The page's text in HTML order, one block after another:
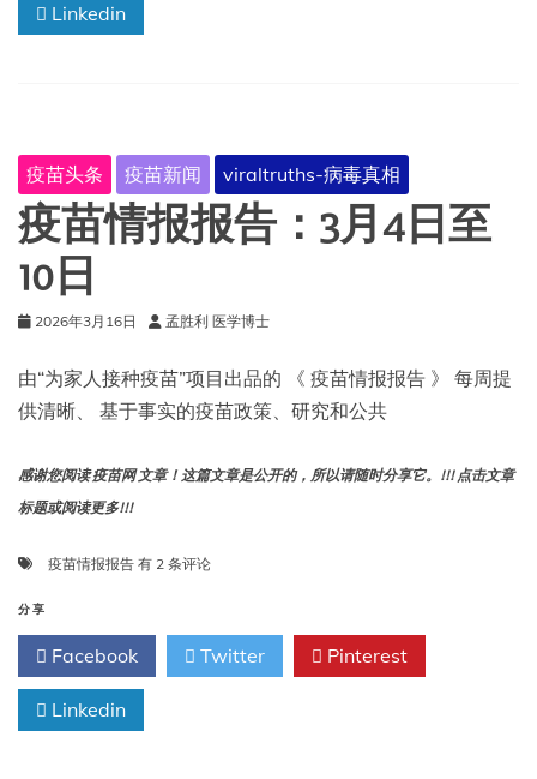
月
日
Linkedin
疫苗头条 疫苗新闻 viraltruths-病毒真相
疫苗情报报告：3月4日至
10日
2026年3月16日 孟胜利 医学博士
由“为家人接种疫苗”项目出品的 《 疫苗情报报告 》 每周提
供清晰、 基于事实的疫苗政策、研究和公共
感谢您阅读 疫苗网 文章！这篇文章是公开的，所以请随时分享它。!!! 点击文章
标题或阅读更多!!!
疫苗情报报告 疫
报
报
告：
月
有 2 条评论
分享
Facebook Twitter Pinterest
Linkedin